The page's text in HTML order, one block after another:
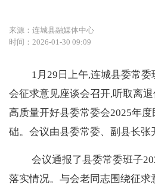
来源：连城县融媒体中心
时间：2026-01-30 09:09
1月29日上午,连城县委常
会征求意见座谈会召开,听取离
高质量开好县委常委会2025年
础。会议由县委常委、副县长张
会议通报了县委常委班子
落实情况。与会老同志围绕征求